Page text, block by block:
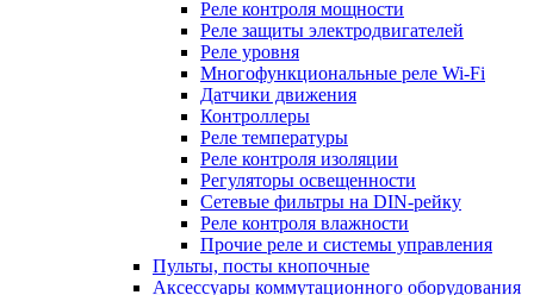
Реле контроля мощности
Реле защиты электродвигателей
Реле уровня
Многофункциональные реле Wi-Fi
Датчики движения
Контроллеры
Реле температуры
Реле контроля изоляции
Регуляторы освещенности
Сетевые фильтры на DIN-рейку
Реле контроля влажности
Прочие реле и системы управления
Пульты, посты кнопочные
Аксессуары коммутационного оборудования